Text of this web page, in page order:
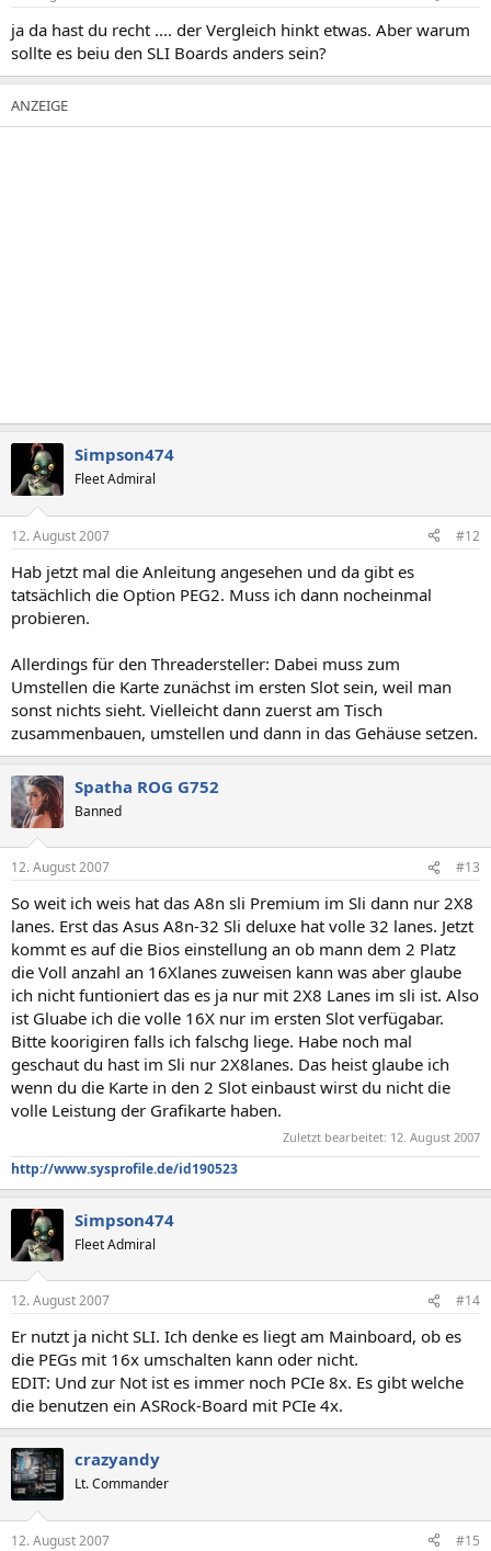
ja da hast du recht .... der Vergleich hinkt etwas. Aber warum
sollte es beiu den SLI Boards anders sein?
Simpson474
Fleet Admiral
12. August 2007 #12
Hab jetzt mal die Anleitung angesehen und da gibt es
tatsächlich die Option PEG2. Muss ich dann nocheinmal
probieren.
Allerdings für den Threadersteller: Dabei muss zum
Umstellen die Karte zunächst im ersten Slot sein, weil man
sonst nichts sieht. Vielleicht dann zuerst am Tisch
zusammenbauen, umstellen und dann in das Gehäuse setzen.
Spatha ROG G752
Banned
12. August 2007 #13
So weit ich weis hat das A8n sli Premium im Sli dann nur 2X8
lanes. Erst das Asus A8n-32 Sli deluxe hat volle 32 lanes. Jetzt
kommt es auf die Bios einstellung an ob mann dem 2 Platz
die Voll anzahl an 16Xlanes zuweisen kann was aber glaube
ich nicht funtioniert das es ja nur mit 2X8 Lanes im sli ist. Also
ist Gluabe ich die volle 16X nur im ersten Slot verfügabar.
Bitte koorigiren falls ich falschg liege. Habe noch mal
geschaut du hast im Sli nur 2X8lanes. Das heist glaube ich
wenn du die Karte in den 2 Slot einbaust wirst du nicht die
volle Leistung der Grafikarte haben.
Zuletzt bearbeitet: 12. August 2007
http://www.sysprofile.de/id190523
Simpson474
Fleet Admiral
12. August 2007 #14
Er nutzt ja nicht SLI. Ich denke es liegt am Mainboard, ob es
die PEGs mit 16x umschalten kann oder nicht.
EDIT: Und zur Not ist es immer noch PCIe 8x. Es gibt welche
die benutzen ein ASRock-Board mit PCIe 4x.
crazyandy
Lt. Commander
12. August 2007 #15